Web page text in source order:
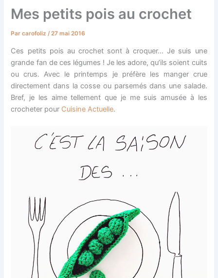
Mes petits pois au crochet
Parcarofoliz/27 mai 2016
Ces petits pois au crochet sont à croquer… Je suis une
grande fan de ces légumes ! Je les adore, qu’ils soient cuits
ou crus. Avec le printemps je préfère les manger crue
directement dans la cosse ou parsemés dans une salade.
Bref, je les aime tellement que je me suis amusée à les
crocheter pour Cuisine Actuelle.